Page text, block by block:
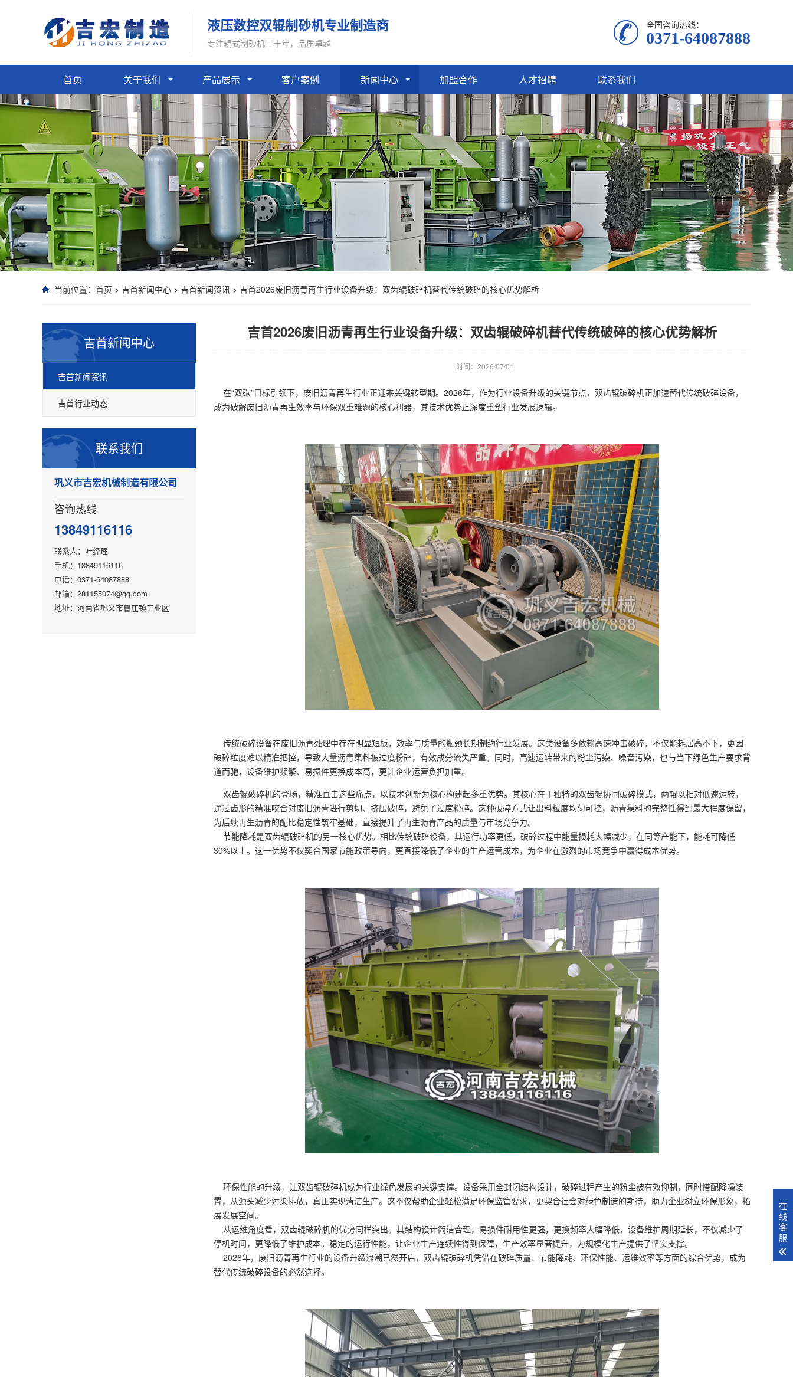
液压数控双辊制砂机专业制造商
专注辊式制砂机三十年，品质卓越
全国咨询热线：
0371-64087888
首页 关于我们 产品展示 客户案例 新闻中心 加盟合作 人才招聘 联系我们
当前位置： 首页 > 吉首新闻中心 > 吉首新闻资讯 > 吉首2026废旧沥青再生行业设备升级：双齿辊破碎机替代传统破碎的核心优势解析
吉首新闻中心
吉首新闻资讯
吉首行业动态
联系我们
巩义市吉宏机械制造有限公司
咨询热线
13849116116
联系人：叶经理
手机：13849116116
电话：0371-64087888
邮箱：281155074@qq.com
地址：河南省巩义市鲁庄镇工业区
吉首2026废旧沥青再生行业设备升级：双齿辊破碎机替代传统破碎的核心优势解析
时间：2026/07/01
在“双碳”目标引领下，废旧沥青再生行业正迎来关键转型期。2026年，作为行业设备升级的关键节点，双齿辊破碎机正加速替代传统破碎设备，
成为破解废旧沥青再生效率与环保双重难题的核心利器，其技术优势正深度重塑行业发展逻辑。
传统破碎设备在废旧沥青处理中存在明显短板，效率与质量的瓶颈长期制约行业发展。这类设备多依赖高速冲击破碎，不仅能耗居高不下，更因
破碎粒度难以精准把控，导致大量沥青集料被过度粉碎，有效成分流失严重。同时，高速运转带来的粉尘污染、噪音污染，也与当下绿色生产要求背
道而驰，设备维护频繁、易损件更换成本高，更让企业运营负担加重。
双齿辊破碎机的登场，精准直击这些痛点，以技术创新为核心构建起多重优势。其核心在于独特的双齿辊协同破碎模式，两辊以相对低速运转，
通过齿形的精准咬合对废旧沥青进行剪切、挤压破碎，避免了过度粉碎。这种破碎方式让出料粒度均匀可控，沥青集料的完整性得到最大程度保留，
为后续再生沥青的配比稳定性筑牢基础，直接提升了再生沥青产品的质量与市场竞争力。
节能降耗是双齿辊破碎机的另一核心优势。相比传统破碎设备，其运行功率更低，破碎过程中能量损耗大幅减少，在同等产能下，能耗可降低
30%以上。这一优势不仅契合国家节能政策导向，更直接降低了企业的生产运营成本，为企业在激烈的市场竞争中赢得成本优势。
环保性能的升级，让双齿辊破碎机成为行业绿色发展的关键支撑。设备采用全封闭结构设计，破碎过程产生的粉尘被有效抑制，同时搭配降噪装
置，从源头减少污染排放，真正实现清洁生产。这不仅帮助企业轻松满足环保监管要求，更契合社会对绿色制造的期待，助力企业树立环保形象，拓
展发展空间。
从运维角度看，双齿辊破碎机的优势同样突出。其结构设计简洁合理，易损件耐用性更强，更换频率大幅降低，设备维护周期延长，不仅减少了
停机时间，更降低了维护成本。稳定的运行性能，让企业生产连续性得到保障，生产效率显著提升，为规模化生产提供了坚实支撑。
2026年，废旧沥青再生行业的设备升级浪潮已然开启，双齿辊破碎机凭借在破碎质量、节能降耗、环保性能、运维效率等方面的综合优势，成为
替代传统破碎设备的必然选择。
在
线
客
服